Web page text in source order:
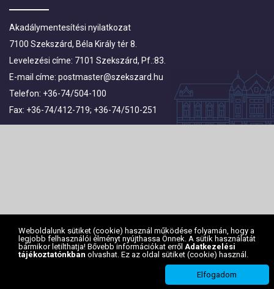
Weboldalunk sütiket (cookie) használ működése folyamán, hogy a
legjobb felhasználói élményt nyújthassa Önnek. A sütik használatát
bármikor letilthatja! Bővebb információkat erről Adatkezelési
tájékoztatónkban olvashat. Ez az oldal sütiket (cookie) használ.
Elfogadom
Akadálymentesítési nyilatkozat
7100 Szekszárd, Béla Király tér 8.
Levelezési címe: 7101 Szekszárd, Pf.:83.
E-mail címe: postmaster@szekszard.hu
Telefon: +36-74/504-100
Fax: +36-74/412-719; +36-74/510-251